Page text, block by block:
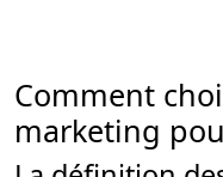
Comment
marketing